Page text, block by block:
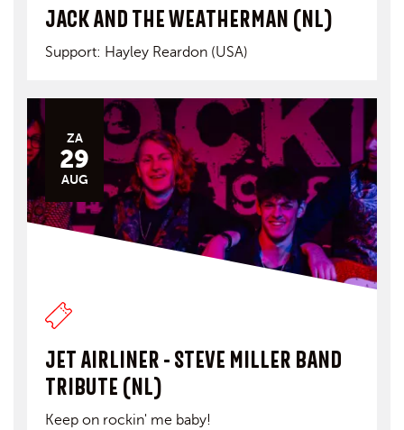
JACK AND THE WEATHERMAN (NL)
Support: Hayley Reardon (USA)
ZA
29
AUG
JET AIRLINER - STEVE MILLER BAND
TRIBUTE (NL)
Keep on rockin' me baby!